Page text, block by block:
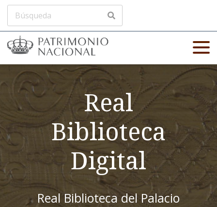
Real
Biblioteca
Digital
Real Biblioteca del Palacio